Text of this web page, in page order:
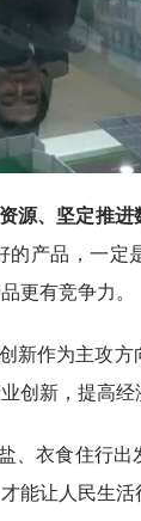
源、坚定推
的产品，一定
更有竞争力。
新作为主攻
创新，提高经
、衣食住行
能让人民生活